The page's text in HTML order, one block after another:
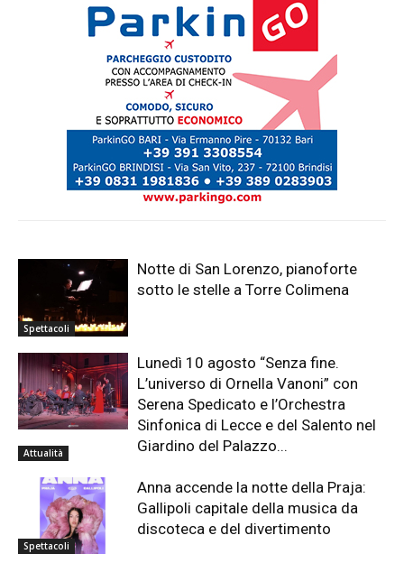
Spettacoli
Notte di San Lorenzo, pianoforte
sotto le stelle a Torre Colimena
Attualità
Lunedì 10 agosto “Senza fine.
L’universo di Ornella Vanoni” con
Serena Spedicato e l’Orchestra
Sinfonica di Lecce e del Salento nel
Giardino del Palazzo...
Spettacoli
Anna accende la notte della Praja:
Gallipoli capitale della musica da
discoteca e del divertimento